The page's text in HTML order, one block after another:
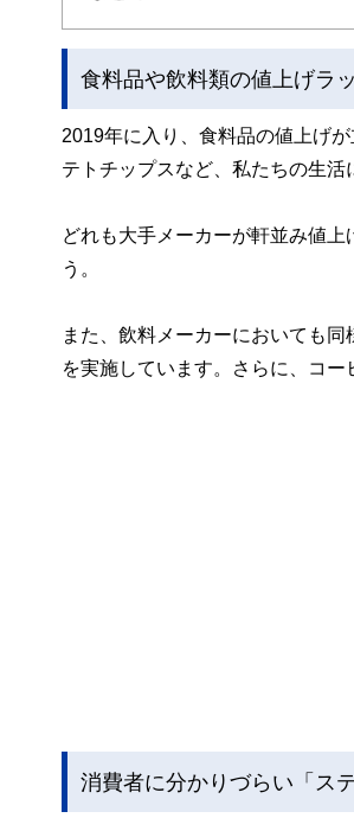
食料品や飲料類の値上げラ
2019年に入り、食料品の値上げ
テトチップスなど、私たちの生活
どれも大手メーカーが軒並み値
う。
また、飲料メーカーにおいても
を実施しています。さらに、コ
消費者に分かりづらい「ス